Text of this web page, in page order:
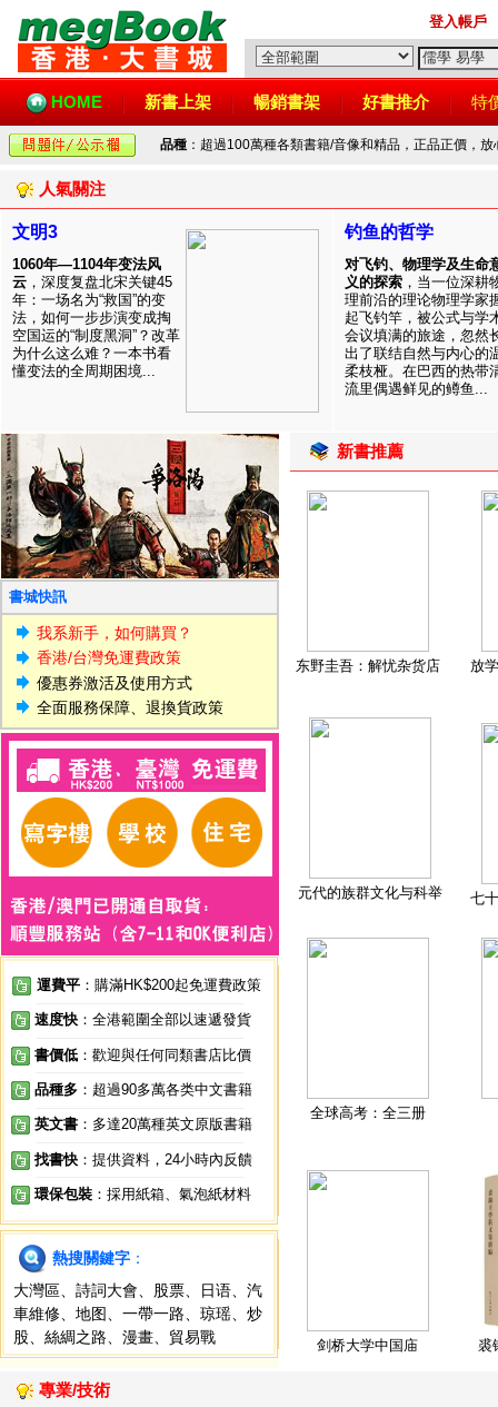
登入帳戶
HOME 新書上架 暢銷書架 好書推介 特
品種 ：超過100萬種各類書籍/音像和精品，正品正價，
人氣關注
文明3
1060年—1104年变法风
云 ，深度复盘北宋关键45
年：一场名为“救国”的变
法，如何一步步演变成掏
空国运的“制度黑洞”？改革
为什么这么难？一本书看
懂变法的全周期困境...
钓鱼的哲学
对飞钓、物理学及生命
义的探索 ，当一位深耕
理前沿的理论物理学家
起飞钓竿，被公式与学
会议填满的旅途，忽然
出了联结自然与内心的
柔枝桠。在巴西的热带
流里偶遇鲜见的鳟鱼...
書城快訊
我系新手，如何購買？
香港/台灣免運費政策
優惠券激活及使用方式
全面服務保障、退換貨政策
運費平 ：購滿HK$200起免運費政策
速度快 ：全港範圍全部以速遞發貨
書價低 ：歡迎與任何同類書店比價
品種多 ：超過90多萬各类中文書籍
英文書 ：多達20萬種英文原版書籍
找書快 ：提供資料，24小時內反饋
環保包裝 ：採用紙箱、氣泡紙材料
熱搜關鍵字 ：
大灣區
詩詞大會 股票 日语
汽
車維修
地图 一帶一路 琼瑶
炒
股
絲綢之路 漫畫 貿易戰
新書推薦
东野圭吾：解忧杂货店 放
元代的族群文化与科举 七
全球高考：全三册
剑桥大学中国庙 裘
專業/技術